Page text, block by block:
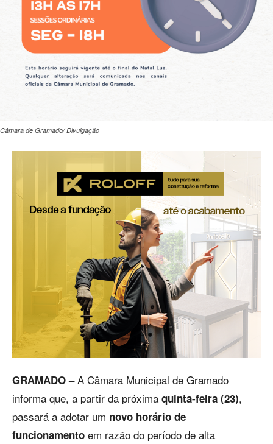
Câmara de Gramado/ Divulgação
GRAMADO –A Câmara Municipal de Gramado
informa que, a partir da próxima quinta-feira (23),
passará a adotar um novo horário de
funcionamento em razão do período de alta